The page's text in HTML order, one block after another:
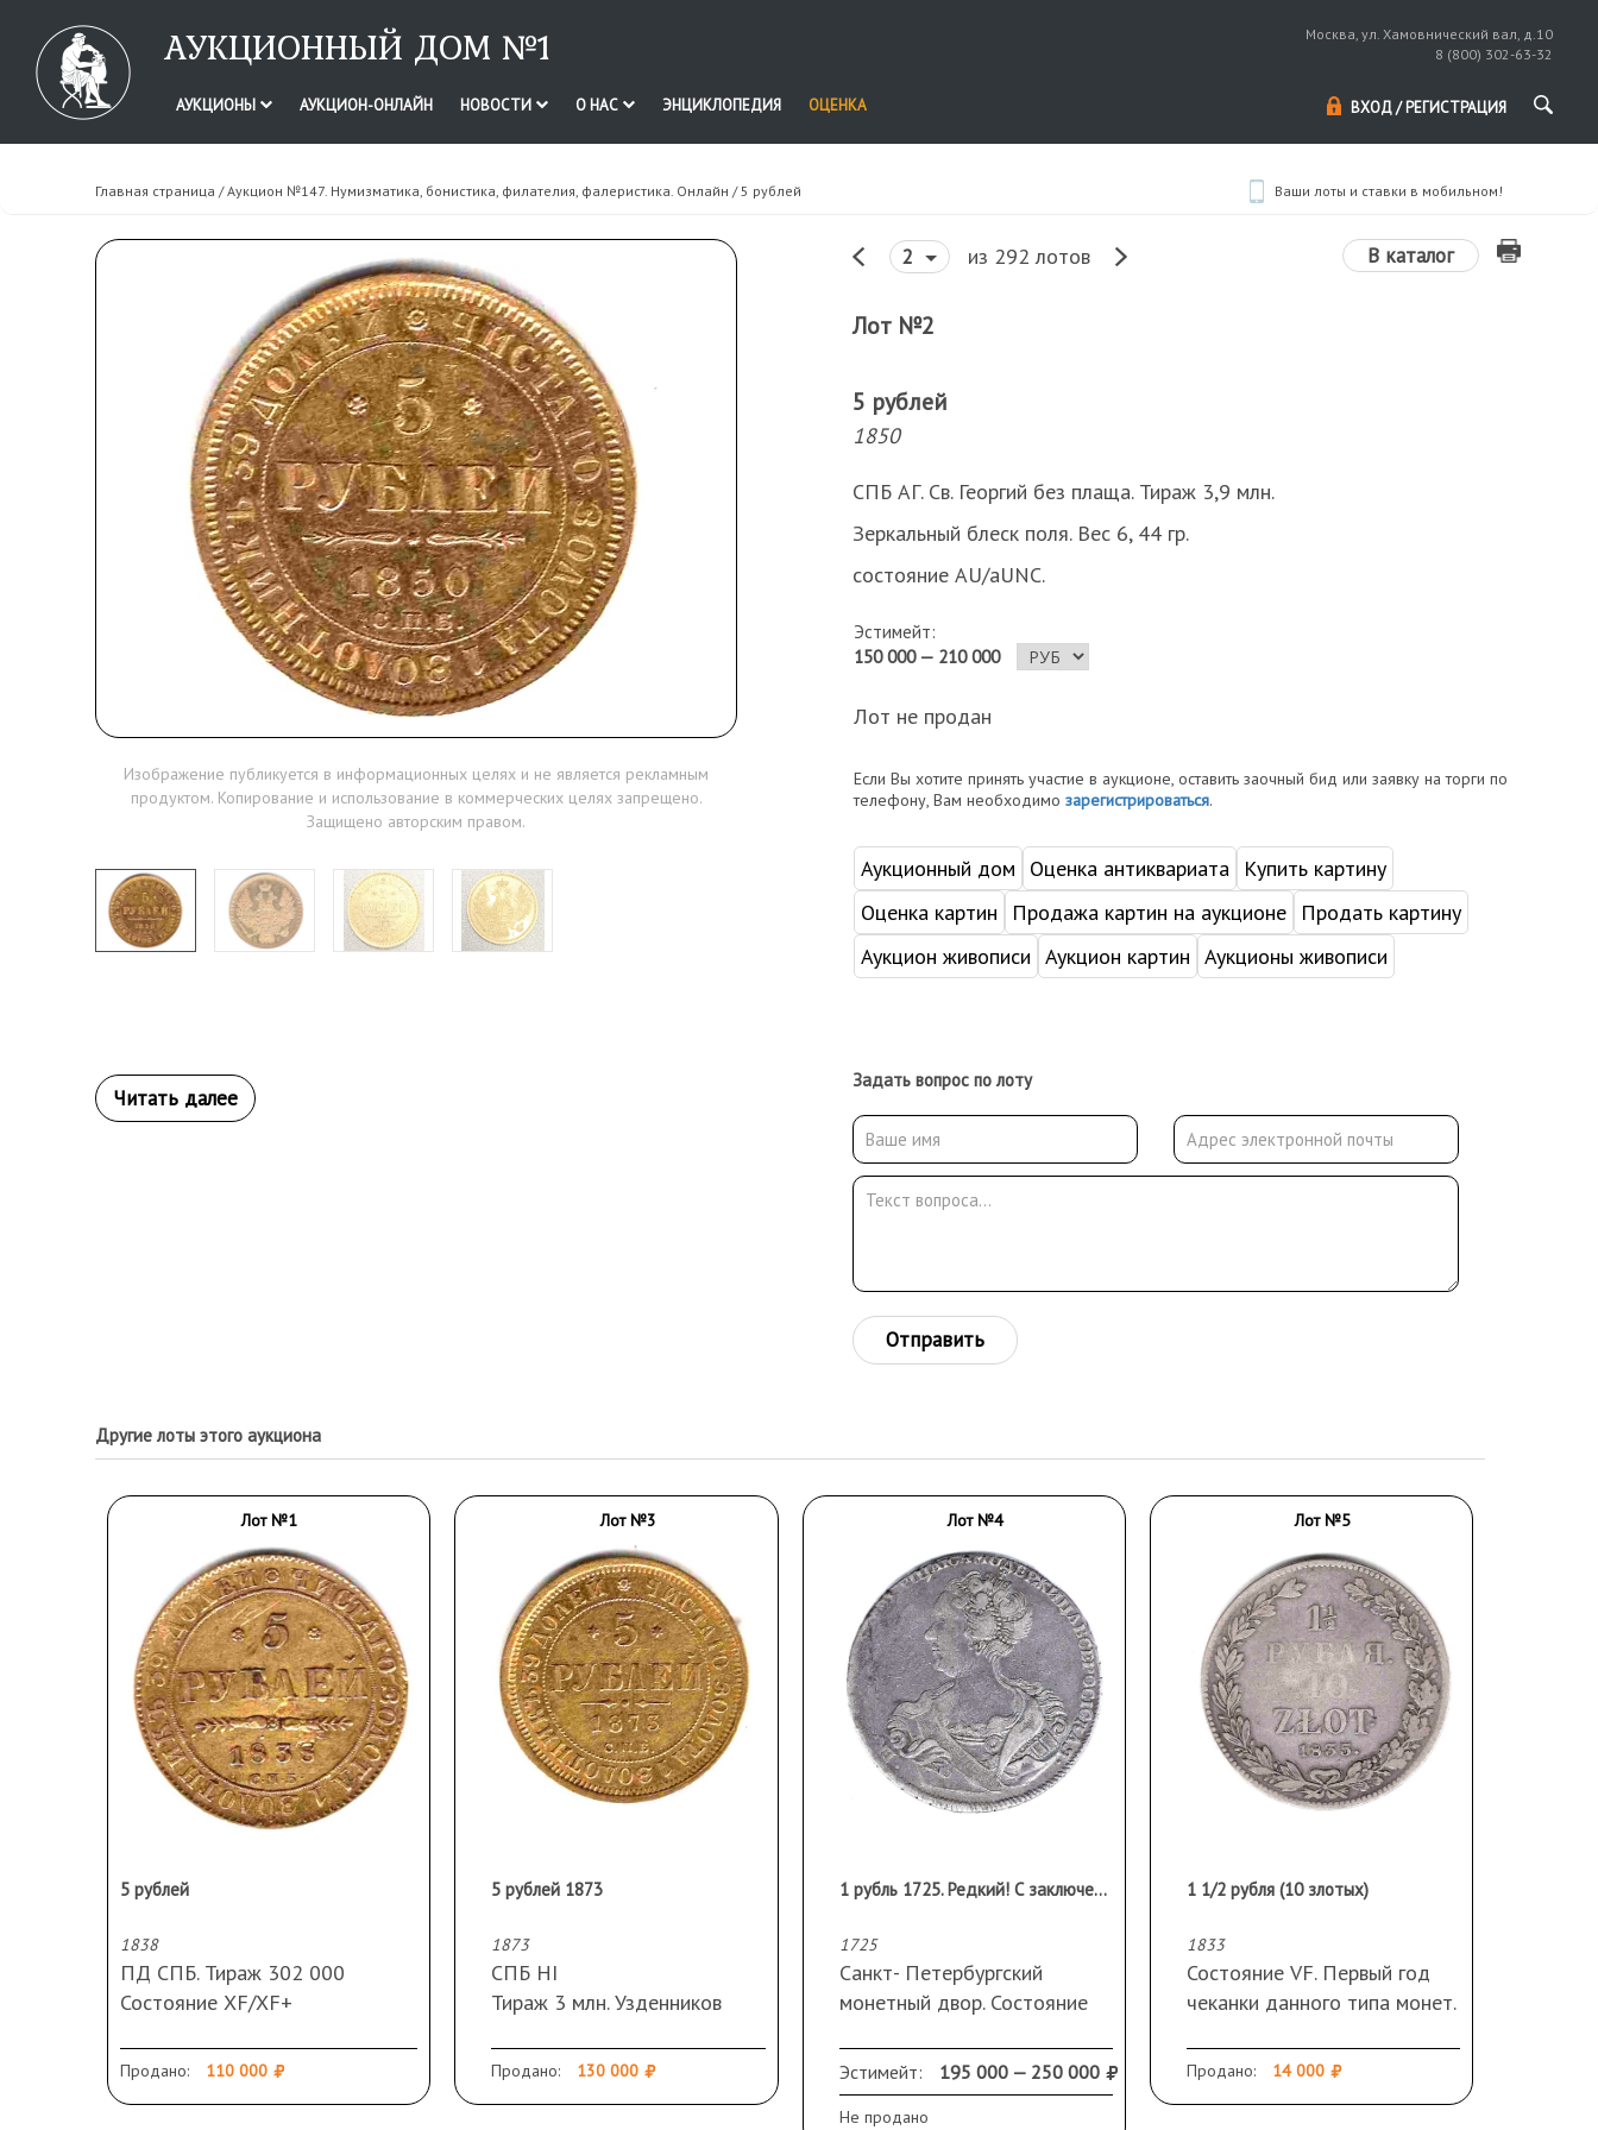
АУКЦИОННЫЙ ДОМ №1
Москва, ул. Хамовнический вал, д.10
8 (800) 302-63-32
АУКЦИОНЫ АУКЦИОН-ОНЛАЙН НОВОСТИ О НАС ЭНЦИКЛОПЕДИЯ ОЦЕНКА ВХОД / РЕГИСТРАЦИЯ
Главная страница /Аукцион №147. Нумизматика, бонистика, филателия, фалеристика. Онлайн / 5 рублей Ваши лоты и ставки в мобильном!
Изображение публикуется в информационных целях и не является рекламным
продуктом. Копирование и использование в коммерческих целях запрещено.
Защищено авторским правом.
2 из 292 лотов В каталог
Лот №2
5 рублей
1850
СПБ АГ. Св. Георгий без плаща. Тираж 3,9 млн.
Зеркальный блеск поля. Вес 6, 44 гр.
состояние AU/aUNC.
Эстимейт:
150 000 — 210 000
Лот не продан
Если Вы хотите принять участие в аукционе, оставить заочный бид или заявку на торги по
телефону, Вам необходимо зарегистрироваться.
Аукционный дом Оценка антиквариата
Купить картину
Оценка картин
Продажа картин на аукционе
Продать картину
Аукцион живописи Аукцион картин Аукционы живописи
Задать вопрос по лоту
Отправить
Другие лоты этого аукциона
Лот №1
5 рублей
1838
ПД СПБ. Тираж 302 000
Состояние XF/XF+
Продано: 110 000
Лот №3
5 рублей 1873
1873
СПБ НI
Тираж 3 млн. Узденников
Продано: 130 000
Лот №4
1 рубль 1725. Редкий! С заключением ЦИКЦ.
1725
Cанкт- Петербургский
монетный двор. Состояние
Редкая. Розетка в начале и
конце легенды, СПБ на
обратной стороне,
Эстимейт: 195 000 — 250 000
Не продано
Лот №5
1 1/2 рубля (10 злотых)
1833
Состояние VF. Первый год
чеканки данного типа монет.
Тираж 127 000. 2 рубля по
Продано: 14 000